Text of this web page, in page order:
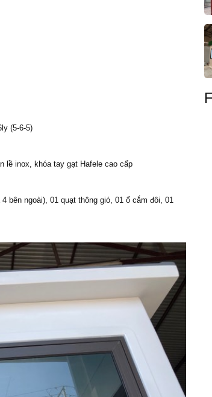
(5-6-5)
lề inox, khóa tay gạt Hafele cao cấp
bên ngoài), 01 quạt thông gió, 01 ổ cắm đôi, 01